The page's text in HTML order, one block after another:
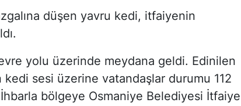
düşen yavru kedi, itfaiyenin
yolu üzerinde meydana geldi. Edinilen
sesi üzerine vatandaşlar durumu 112
bölgeye Osmaniye Belediyesi İtfaiye